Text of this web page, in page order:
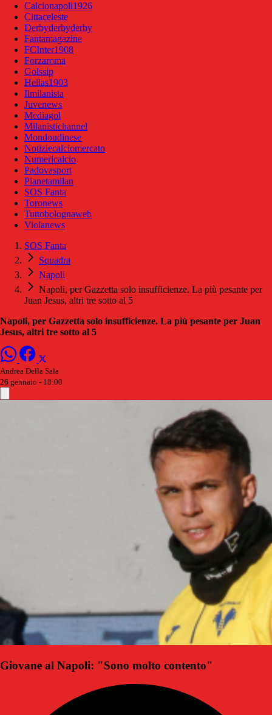
Calcionapoli1926
Cittaceleste
Derbyderbyderby
Fantamagazine
FCInter1908
Forzaroma
Golssip
Hellas1903
Ilmilanista
Juvenews
Mediagol
Milanistichannel
Mondoudinese
Notiziecalciomercato
Numericalcio
Padovasport
Pianetamilan
SOS Fanta
Toronews
Tuttobolognaweb
Violanews
SOS Fanta
Squadra
Napoli
Napoli, per Gazzetta solo insufficienze. La più pesante per
Juan Jesus, altri tre sotto al 5
Napoli, per Gazzetta solo insufficienze. La più pesante per Juan
Jesus, altri tre sotto al 5
Andrea Della Sala
26 gennaio - 18:00
Giovane al Napoli: "Sono molto contento"